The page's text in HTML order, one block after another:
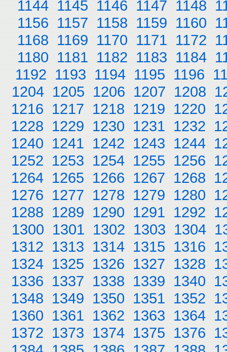
1144 1145 1146 1147 1148
1156 1157 1158 1159 1160
1168 1169 1170 1171 1172
1180 1181 1182 1183 1184
1192 1193 1194 1195 1196
1204 1205 1206 1207 1208
1216 1217 1218 1219 1220
1228 1229 1230 1231 1232
1240 1241 1242 1243 1244
1252 1253 1254 1255 1256
1264 1265 1266 1267 1268
1276 1277 1278 1279 1280
1288 1289 1290 1291 1292
1300 1301 1302 1303 1304
1312 1313 1314 1315 1316
1324 1325 1326 1327 1328
1336 1337 1338 1339 1340
1348 1349 1350 1351 1352
1360 1361 1362 1363 1364
1372 1373 1374 1375 1376